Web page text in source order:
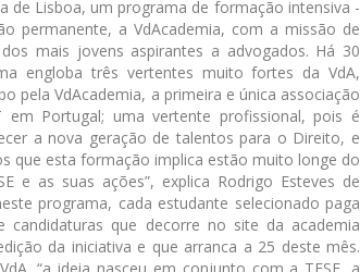
de Lisboa, um programa de formação intensiva -
permanente, a VdAcademia, com a missão de
mais jovens aspirantes a advogados. Há 30
engloba três vertentes muito fortes da VdA,
pela VdAcademia, a primeira e única associação
em Portugal; uma vertente profissional, pois é
a nova geração de talentos para o Direito, e
que esta formação implica estão muito longe do
e as suas ações”, explica Rodrigo Esteves de
programa, cada estudante selecionado paga
que decorre no site da academia
da iniciativa e que arranca a 25 deste mês.